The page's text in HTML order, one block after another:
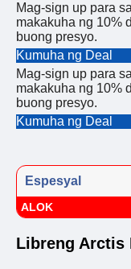
Mag-sign up para
makakuha ng 10%
buong presyo.
Kumuha ng Deal
Mag-sign up para
makakuha ng 10%
buong presyo.
Kumuha ng Deal
Espesyal
ALOK
Libreng Arctis